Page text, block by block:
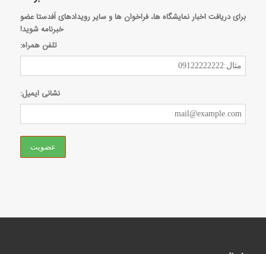
برای دریافت اخبار نمایشگاه ها، فراخوان ها و سایر رویدادهای اَفدستا عضو
خبرنامه شوید!
تلفن همراه:
نشانی ایمیل: